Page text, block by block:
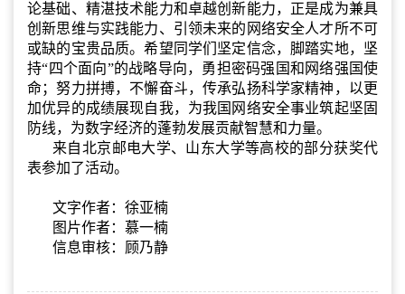
论基础、精湛技术能力和卓越创新能力，正是成为兼具
创新思维与实践能力、引领未来的网络安全人才所不可
或缺的宝贵品质。希望同学们坚定信念，脚踏实地，坚
持“四个面向”的战略导向，勇担密码强国和网络强国使
命；努力拼搏，不懈奋斗，传承弘扬科学家精神，以更
加优异的成绩展现自我，为我国网络安全事业筑起坚固
防线，为数字经济的蓬勃发展贡献智慧和力量。
来自北京邮电大学、山东大学等高校的部分获奖代
表参加了活动。
文字作者：徐亚楠
图片作者：慕一楠
信息审核：顾乃静